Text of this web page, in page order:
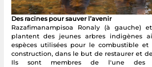
Des racines pour sauver l’avenir
Razafimanampisoa Ronaly (à gauche)
plantent des jeunes arbres indigènes
espèces utilisées pour le combustible
construction, dans le but de restaurer et
Ils sont membres de l'une des